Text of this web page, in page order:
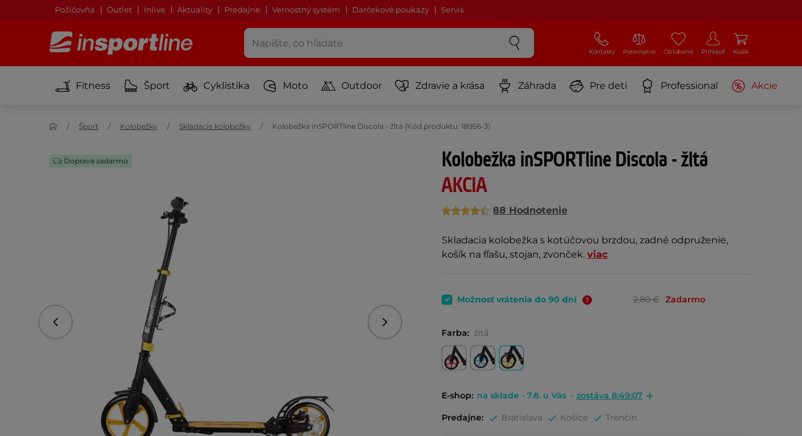
Požičovňa Outlet Inlive Aktuality Predajne Vernostný systém Darčekové poukazy Servis
Kontakty Porovnanie Obľúbené Prihlásiť Košík
Fitness Šport Cyklistika Moto Outdoor Zdravie a krása Záhrada Pre deti Professional Akcie
Šport Kolobežky Skladacie kolobežky Kolobežka inSPORTline Discola - žltá (Kód produktu: 18956-3)
Kolobežka inSPORTline Discola - žltá
AKCIA
88 Hodnotenie
Skladacia kolobežka s kotúčovou brzdou, zadné odpruženie,
košík na fľašu, stojan, zvonček. viac
Doprava zadarmo
Predchádzajúce Nasledujúce
Možnosť vrátenia do 90 dní 2,80 € Zadarmo
Farba: žltá
E-shop: na sklade - 7.8. u Vás - zostáva 8:49:06
Predajne: Bratislava Košice Trenčín